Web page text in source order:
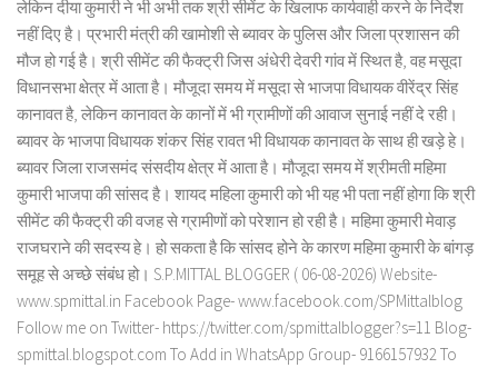
लेकिन दीया कुमारी ने भी अभी तक श्री सीमेंट के खिलाफ कार्यवाही करने के निर्देश
नहीं दिए है। प्रभारी मंत्री की खामोशी से ब्यावर के पुलिस और जिला प्रशासन की
मौज हो गई है। श्री सीमेंट की फैक्ट्री जिस अंधेरी देवरी गांव में स्थित है, वह मसूदा
विधानसभा क्षेत्र में आता है। मौजूदा समय में मसूदा से भाजपा विधायक वीरेंद्र सिंह
कानावत है, लेकिन कानावत के कानों में भी ग्रामीणों की आवाज सुनाई नहीं दे रही।
ब्यावर के भाजपा विधायक शंकर सिंह रावत भी विधायक कानावत के साथ ही खड़े हे।
ब्यावर जिला राजसमंद संसदीय क्षेत्र में आता है। मौजूदा समय में श्रीमती महिमा
कुमारी भाजपा की सांसद है। शायद महिला कुमारी को भी यह भी पता नहीं होगा कि श्री
सीमेंट की फैक्ट्री की वजह से ग्रामीणों को परेशान हो रही है। महिमा कुमारी मेवाड़
राजघराने की सदस्य हे। हो सकता है कि सांसद होने के कारण महिमा कुमारी के बांगड़
समूह से अच्छे संबंध हो। S.P.MITTAL BLOGGER ( 06-08-2026) Website-
www.spmittal.in Facebook Page- www.facebook.com/SPMittalblog
Follow me on Twitter- https://twitter.com/spmittalblogger?s=11 Blog-
spmittal.blogspot.com To Add in WhatsApp Group- 9166157932 To